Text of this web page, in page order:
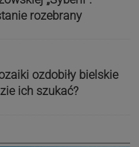
rozebrany
ozdobiły bielskie
ich szukać?